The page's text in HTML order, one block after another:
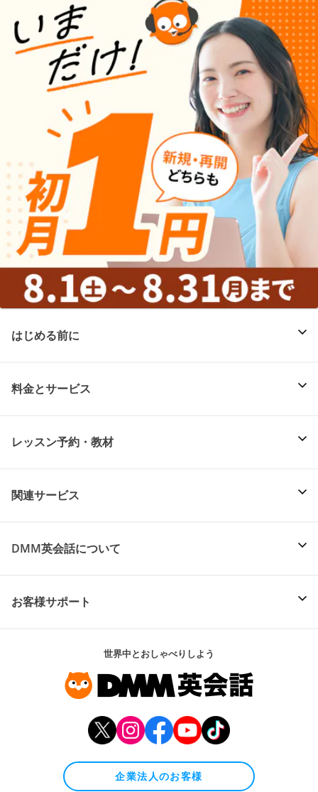
はじめる前に
料金とサービス
レッスン予約・教材
関連サービス
DMM英会話について
お客様サポート
世界中とおしゃべりしよう
企業法人のお客様